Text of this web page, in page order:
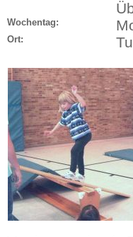
Wochentag:
Ort: